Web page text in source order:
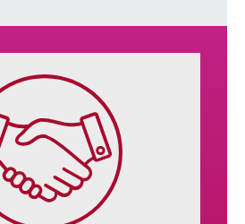
des prix mentionnés dans le descriptif
et se trouve dans une petite PPE
qu’une place de parc extérieure
en sus du prix de vente affiché)